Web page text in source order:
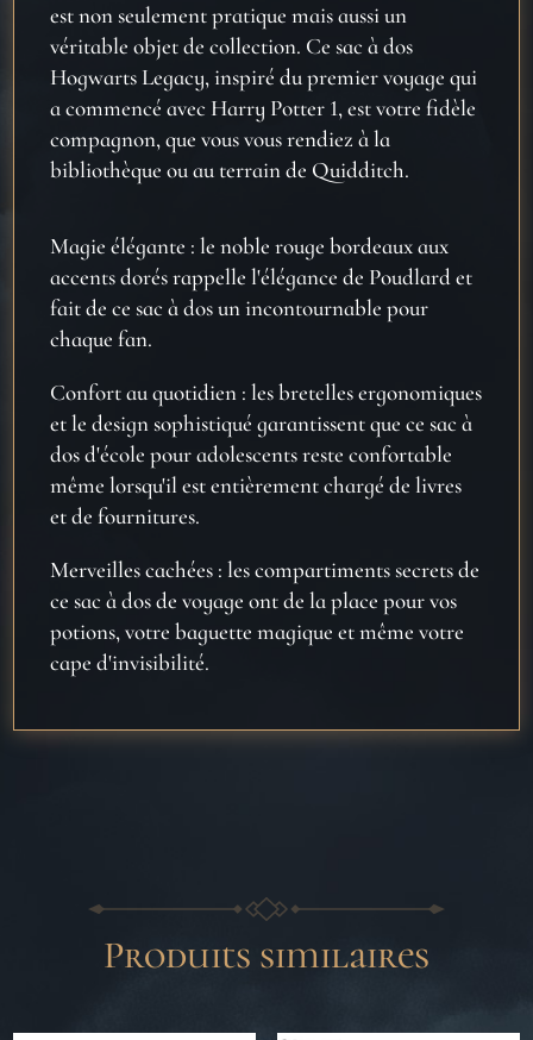
est non seulement pratique mais aussi un
véritable objet de collection. Ce sac à dos
Hogwarts Legacy, inspiré du premier voyage qui
a commencé avec Harry Potter 1, est votre fidèle
compagnon, que vous vous rendiez à la
bibliothèque ou au terrain de Quidditch.
Magie élégante : le noble rouge bordeaux aux
accents dorés rappelle l'élégance de Poudlard et
fait de ce sac à dos un incontournable pour
chaque fan.
Confort au quotidien : les bretelles ergonomiques
et le design sophistiqué garantissent que ce sac à
dos d'école pour adolescents reste confortable
même lorsqu'il est entièrement chargé de livres
et de fournitures.
Merveilles cachées : les compartiments secrets de
ce sac à dos de voyage ont de la place pour vos
potions, votre baguette magique et même votre
cape d'invisibilité.
Produits similaires